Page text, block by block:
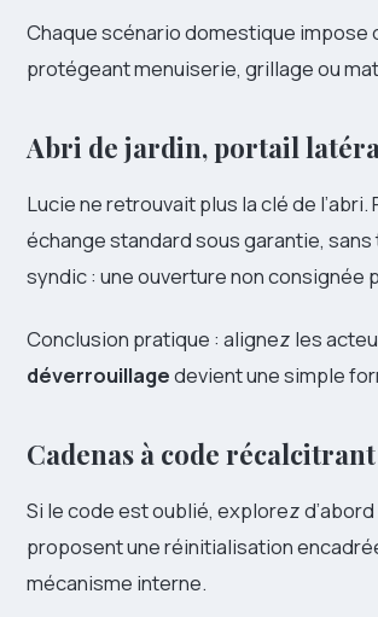
Chaque scénario domestique impose
protégeant menuiserie, grillage ou
Abri de jardin, portail
Lucie ne retrouvait plus la clé de
échange standard sous garantie,
syndic : une ouverture non consignée
Conclusion pratique : alignez les
déverrouillagedevient une simple
Cadenas à code récalcitrant
Si le code est oublié, explorez
proposent une réinitialisation
mécanisme interne.